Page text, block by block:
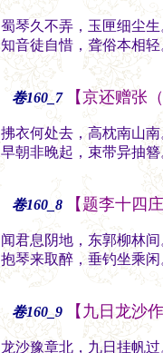
蜀琴久不弄，玉匣细尘
知音徒自惜，聋俗本相
卷160_7 【京还赠张
拂衣何处去，高枕南山
早朝非晚起，束带异抽
卷160_8 【题李十四
闻君息阴地，东郭柳林
抱琴来取醉，垂钓坐乘
卷160_9 【九日龙沙
龙沙豫章北，九日挂帆